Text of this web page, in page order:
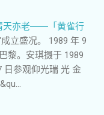
天亦老――「黄雀行
立盛况。 1989 年 9
黎。安琪摄于 1989
日参观仰光瑞 光 金